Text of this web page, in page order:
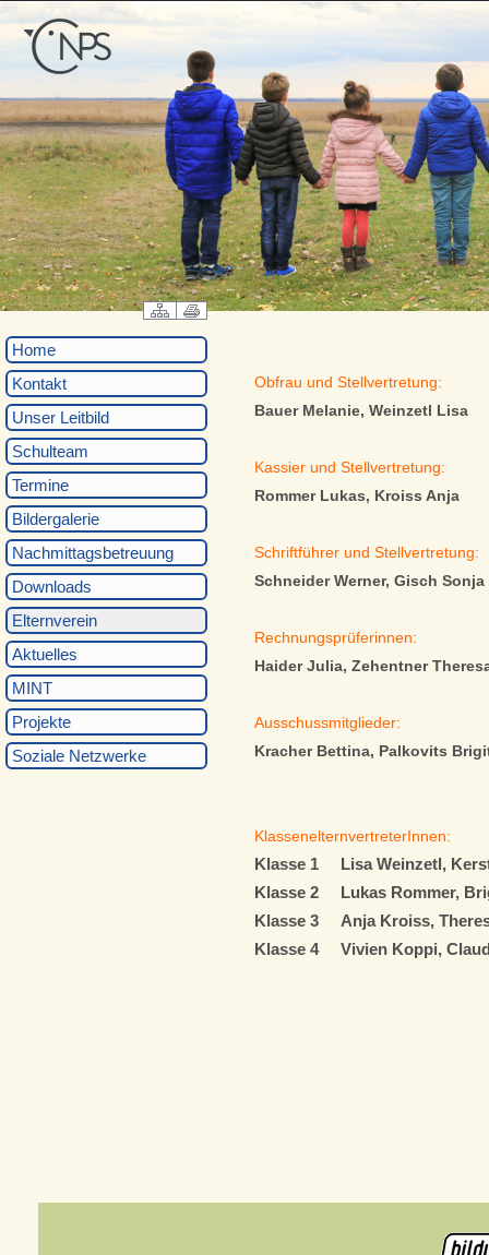
Home
Kontakt
Unser Leitbild
Schulteam
Termine
Bildergalerie
Nachmittagsbetreuung
Downloads
Elternverein
Aktuelles
MINT
Projekte
Soziale Netzwerke
Obfrau und Stellvertretung:
Bauer Melanie, Weinzetl Lisa
Kassier und Stellvertretung:
Rommer Lukas, Kroiss Anja
Schriftführer und Stellvertretung:
Schneider Werner, Gisch Sonja
Rechnungsprüferinnen:
Haider Julia, Zehentner
Ausschussmitglieder:
Kracher Bettina, Palkovits
KlassenelternvertreterInnen:
Klasse 1 Lisa Weinzetl,
Klasse 2 Lukas Rommer,
Klasse 3 Anja Kroiss,
Klasse 4 Vivien Koppi,